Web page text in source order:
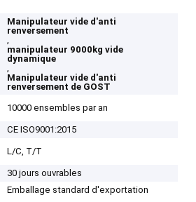
Manipulateur vide d'anti
renversement
,
manipulateur 9000kg vide
dynamique
,
Manipulateur vide d'anti
renversement de GOST
10000 ensembles par an
CE ISO9001:2015
L/C, T/T
30 jours ouvrables
Emballage standard d'exportation